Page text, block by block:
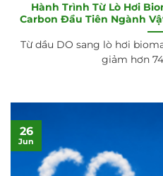
Hành Trình Từ Lò Hơi
Carbon Đầu Tiên Ngành
Từ dầu DO sang lò hơi
giảm hơn
26
Jun